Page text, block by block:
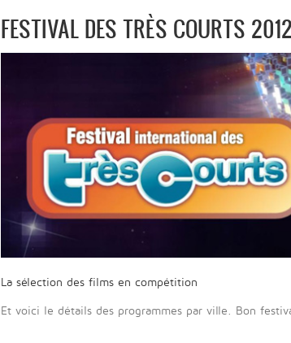
FESTIVAL DES TRÈS COURTS 2012
La sélection des films en compétition
Et voici le détails des programmes par ville. Bon